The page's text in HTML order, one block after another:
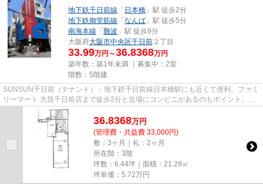
地下鉄千日前線 「 日本橋 」駅 徒歩2分
地下鉄御堂筋線 「なんば 」駅 徒歩5分
南海本線 「難波 」駅 徒歩9分
大阪府大阪市中央区千日前 ２丁目
33.99万円～36.8368万円
築年数：築1年未満 ｜募集中： 2室
階数：5階建
SUNSUN千日前（テナント）：地下鉄千日前線日本橋駅にも近くて便利。ファミ
リーマート 大昌千日前店まで徒歩2分と近場にコンビニがあるのもポイント。こ
ちらの物件にはエレベーターが...
36.8368万円
(管理費・共益費 33,000円)
敷：3ヶ月｜礼：2ヶ月
所在階：3階
坪数：6.44坪｜面積：21.29㎡
坪単価： 5.72万円